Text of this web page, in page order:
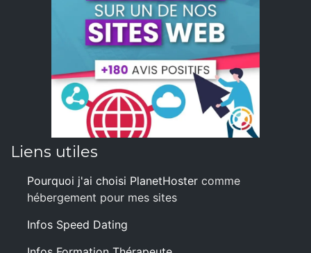
Liens utiles
Pourquoi j'ai choisi PlanetHoster comme
hébergement pour mes sites
Infos Speed Dating